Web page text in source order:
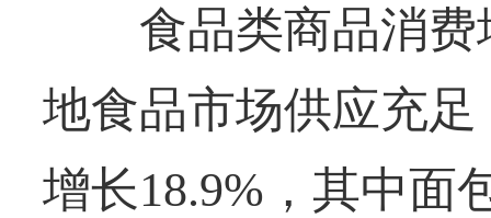
食品类商品消费
地食品市场供应充
增长18.9%，其中面